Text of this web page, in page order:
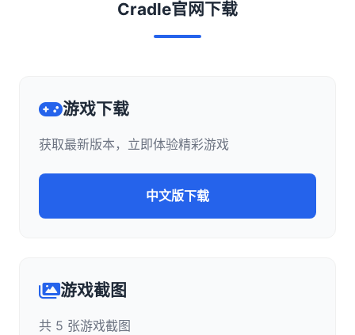
Cradle官网下载
游戏下载
获取最新版本，立即体验精彩游戏
中文版下载
游戏截图
共 5 张游戏截图